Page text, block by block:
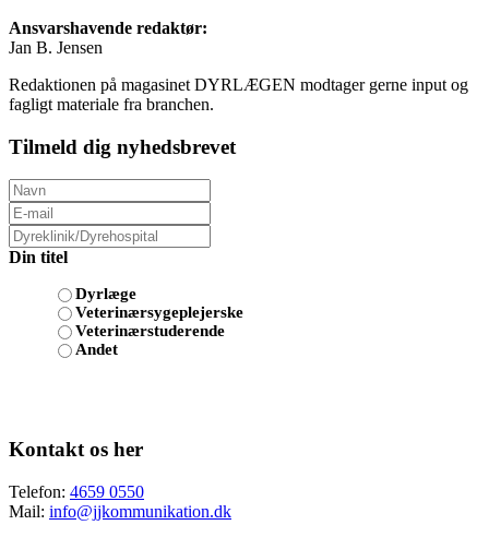
Ansvarshavende redaktør:
Jan B. Jensen
Redaktionen på magasinet DYRLÆGEN modtager gerne input og
fagligt materiale fra branchen.
Tilmeld dig nyhedsbrevet
Din titel
Dyrlæge
Veterinærsygeplejerske
Veterinærstuderende
Andet
Kontakt os her
Telefon: 4659 0550
Mail: info@jjkommunikation.dk